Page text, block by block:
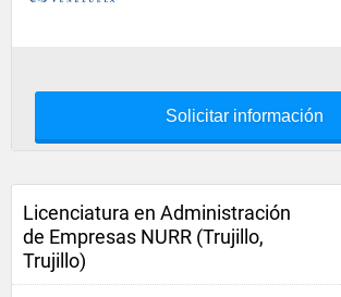
Solicitar información
Licenciatura en Administración
de Empresas NURR (Trujillo,
Trujillo)